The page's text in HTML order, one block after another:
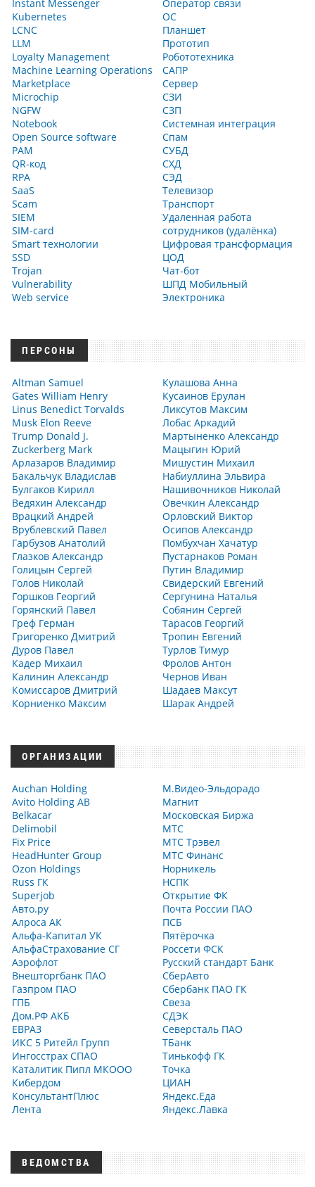
Instant Messenger
Kubernetes
LCNC
LLM
Loyalty Management
Machine Learning Operations
Marketplace
Microchip
NGFW
Notebook
Open Source software
PAM
QR-код
RPA
SaaS
Scam
SIEM
SIM-card
Smart технологии
SSD
Trojan
Vulnerability
Web service
Оператор связи
ОС
Планшет
Прототип
Робототехника
САПР
Сервер
СЗИ
СЗП
Системная интеграция
Спам
СУБД
СХД
СЭД
Телевизор
Транспорт
Удаленная работа
сотрудников (удалёнка)
Цифровая трансформация
ЦОД
Чат-бот
ШПД Мобильный
Электроника
ПЕРСОНЫ
Altman Samuel
Gates William Henry
Linus Benedict Torvalds
Musk Elon Reeve
Trump Donald J.
Zuckerberg Mark
Арлазаров Владимир
Бакальчук Владислав
Булгаков Кирилл
Ведяхин Александр
Врацкий Андрей
Врублевский Павел
Гарбузов Анатолий
Глазков Александр
Голицын Сергей
Голов Николай
Горшков Георгий
Горянский Павел
Греф Герман
Григоренко Дмитрий
Дуров Павел
Кадер Михаил
Калинин Александр
Комиссаров Дмитрий
Корниенко Максим
Кулашова Анна
Кусаинов Ерулан
Ликсутов Максим
Лобас Аркадий
Мартыненко Александр
Мацыгин Юрий
Мишустин Михаил
Набиуллина Эльвира
Нашивочников Николай
Овечкин Александр
Орловский Виктор
Осипов Александр
Помбухчан Хачатур
Пустарнаков Роман
Путин Владимир
Свидерский Евгений
Сергунина Наталья
Собянин Сергей
Тарасов Георгий
Тропин Евгений
Турлов Тимур
Фролов Антон
Чернов Иван
Шадаев Максут
Шарак Андрей
ОРГАНИЗАЦИИ
Auchan Holding
Avito Holding AB
Belkacar
Delimobil
Fix Price
HeadHunter Group
Ozon Holdings
Russ ГК
Superjob
Авто.ру
Алроса АК
Альфа-Капитал УК
АльфаСтрахование СГ
Аэрофлот
Внешторгбанк ПАО
Газпром ПАО
ГПБ
Дом.РФ АКБ
ЕВРАЗ
ИКС 5 Ритейл Групп
Ингосстрах СПАО
Каталитик Пипл МКООО
Кибердом
КонсультантПлюс
Лента
М.Видео-Эльдорадо
Магнит
Московская Биржа
МТС
МТС Трэвел
МТС Финанс
Норникель
НСПК
Открытие ФК
Почта России ПАО
ПСБ
Пятёрочка
Россети ФСК
Русский стандарт Банк
СберАвто
Сбербанк ПАО ГК
Свеза
СДЭК
Северсталь ПАО
ТБанк
Тинькофф ГК
Точка
ЦИАН
Яндекс.Еда
Яндекс.Лавка
ВЕДОМСТВА